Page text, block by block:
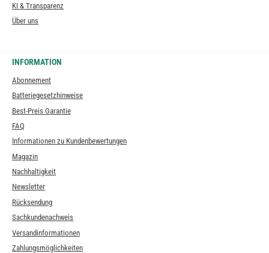
KI & Transparenz
Über uns
INFORMATION
Abonnement
Batteriegesetzhinweise
Best-Preis Garantie
FAQ
Informationen zu Kundenbewertungen
Magazin
Nachhaltigkeit
Newsletter
Rücksendung
Sachkundenachweis
Versandinformationen
Zahlungsmöglichkeiten